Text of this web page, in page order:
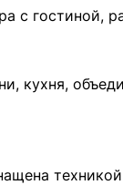
с гостиной,
кухня,
техникой